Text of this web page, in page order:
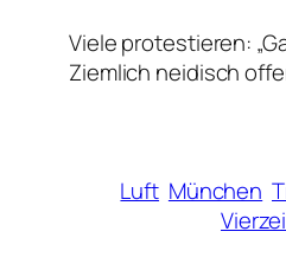
Viele protestieren:
Ziemlich neidisch
Luft München